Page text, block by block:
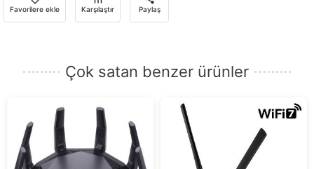
için
e-
Favorilere ekle Karşılaştır Paylaş
Çok satan benzer ürünler